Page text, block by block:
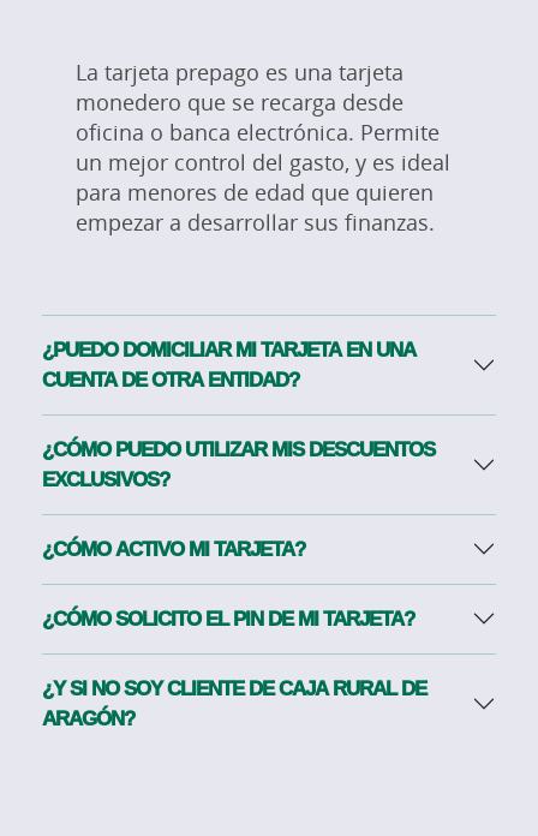
La tarjeta prepago es una tarjeta
monedero que se recarga desde
oficina o banca electrónica. Permite
un mejor control del gasto, y es ideal
para menores de edad que quieren
empezar a desarrollar sus finanzas.
¿PUEDO DOMICILIAR MI TARJETA EN UNA
CUENTA DE OTRA ENTIDAD?
¿CÓMO PUEDO UTILIZAR MIS DESCUENTOS
EXCLUSIVOS?
¿CÓMO ACTIVO MI TARJETA?
¿CÓMO SOLICITO EL PIN DE MI TARJETA?
¿Y SI NO SOY CLIENTE DE CAJA RURAL DE
ARAGÓN?